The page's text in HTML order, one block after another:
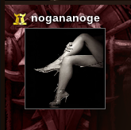
nogananoge